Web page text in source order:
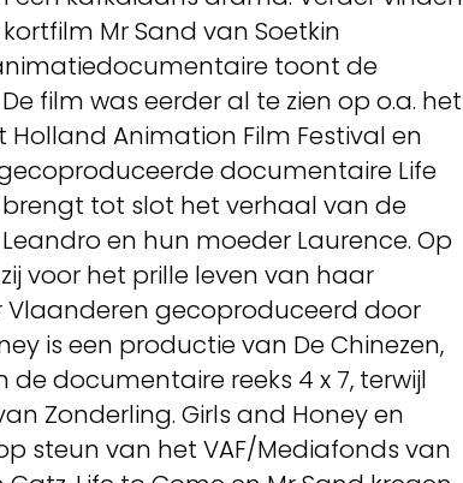
Mr Sand van Soetkin
toont de
film was eerder al te zien op o.a. het
Animation Film Festival en
documentaire Life
tot slot het verhaal van de
en hun moeder Laurence. Op
voor het prille leven van haar
Vlaanderen gecoproduceerd door
is een productie van De Chinezen,
documentaire reeks 4 x 7, terwijl
Zonderling. Girls and Honey en
steun van het VAF/Mediafonds van